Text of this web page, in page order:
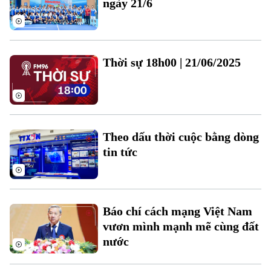
Theo dõi Hà Nội On
ngày 21/6
Thời sự 18h00 | 21/06/2025
Theo dấu thời cuộc bằng dòng
tin tức
Báo chí cách mạng Việt Nam
vươn mình mạnh mẽ cùng đất
nước